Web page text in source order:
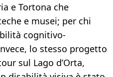
e Tortona che
e musei; per chi
cognitivo-
lo stesso progetto
sul Lago d’Orta,